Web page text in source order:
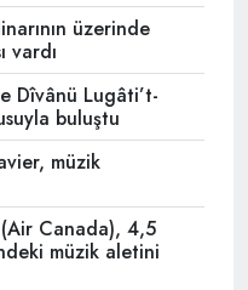
üzerinde
vardı
Dîvânü Lugâti’t-
buluştu
müzik
Canada), 4,5
müzik aletini